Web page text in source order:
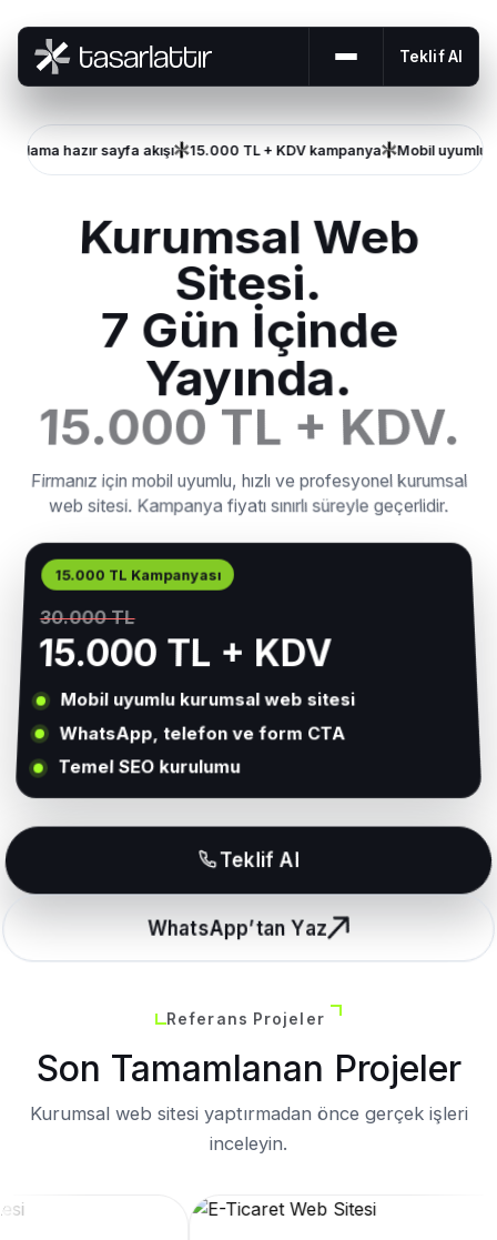
Menüyü aç veya
Teklif Al
hazır sayfa akışı 15.000 TL + KDV kampanya Mobil uyumlu
Kurumsal Web
Sitesi.
7 Gün İçinde
Yayında.
15.000 TL + KDV.
Firmanız için mobil uyumlu, hızlı ve profesyonel kurumsal
web sitesi. Kampanya fiyatı sınırlı süreyle geçerlidir.
15.000 TL Kampanyası
30.000 TL
15.000 TL + KDV
Mobil uyumlu kurumsal web sitesi
WhatsApp, telefon ve form CTA
Temel SEO kurulumu
Teklif Al
WhatsApp’tan Yaz
Referans Projeler
Son Tamamlanan Projeler
Kurumsal web sitesi yaptırmadan önce gerçek işleri
inceleyin.